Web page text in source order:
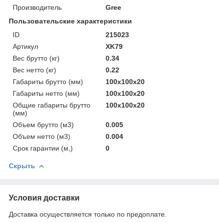
Производитель
Gree
Пользовательские характеристики
ID
215023
Артикул
XK79
Вес брутто (кг)
0.34
Вес нетто (кг)
0.22
Габариты брутто (мм)
100x100x20
Габариты нетто (мм)
100x100x20
Общие габариты брутто
(мм)
100x100x20
Объем брутто (м3)
0.005
Объем нетто (м3)
0.004
Срок гарантии (м,)
0
Скрыть
Условия доставки
Доставка осуществляется только по предоплате.